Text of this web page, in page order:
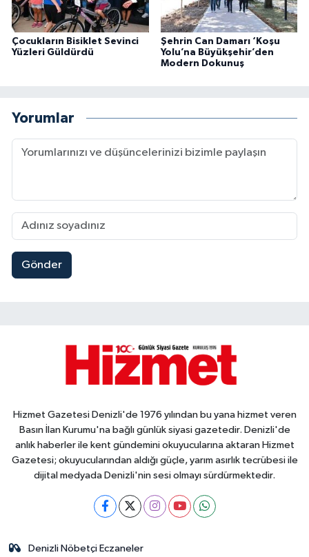
Çocukların Bisiklet Sevinci
Yüzleri Güldürdü
Şehrin Can Damarı ‘Koşu
Yolu’na Büyükşehir’den
Modern Dokunuş
Yorumlar
Gönder
Hizmet Gazetesi Denizli'de 1976 yılından bu yana hizmet veren
Basın İlan Kurumu'na bağlı günlük siyasi gazetedir. Denizli'de
anlık haberler ile kent gündemini okuyucularına aktaran Hizmet
Gazetesi; okuyucularından aldığı güçle, yarım asırlık tecrübesi ile
dijital medyada Denizli'nin sesi olmayı sürdürmektedir.
Denizli Nöbetçi Eczaneler